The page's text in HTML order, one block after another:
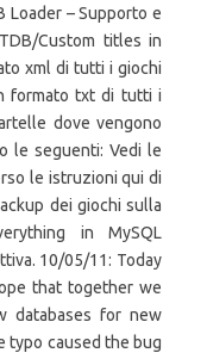
Loader – Supporto e
Custom titles in
xml di tutti i giochi
formato txt di tutti i
dove vengono
le seguenti: Vedi le
le istruzioni qui di
dei giochi sulla
in MySQL
10/05/11: Today
that together we
databases for new
typo caused the bug